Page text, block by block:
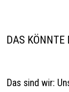
DAS KÖNNTE
Das sind wir: